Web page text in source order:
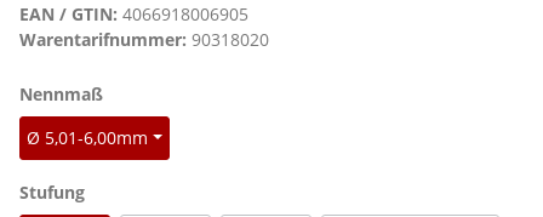
EAN / GTIN: 4066918006905
Warentarifnummer: 90318020
Nennmaßauswählen
Ø 5,01-6,00mm
Stufungauswählen